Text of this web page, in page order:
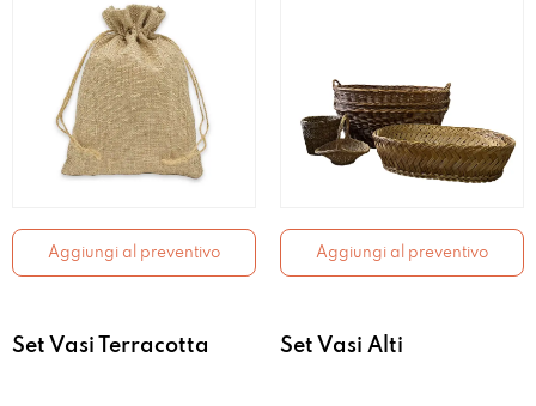
Aggiungi al preventivo Aggiungi al preventivo
Set Vasi Terracotta Set Vasi Alti